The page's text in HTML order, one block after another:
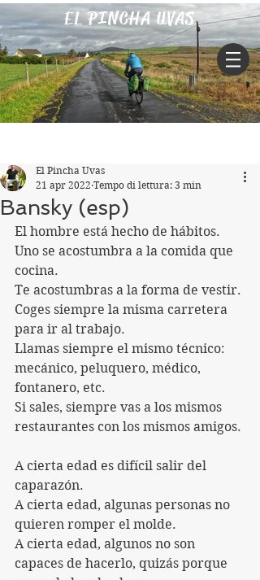
EL PINCHA UVAS
Bansky (esp)
El Pincha Uvas
21 apr 2022 Tempo di lettura: 3 min
El hombre está hecho de hábitos.
Uno se acostumbra a la comida que
cocina.
Te acostumbras a la forma de vestir.
Coges siempre la misma carretera
para ir al trabajo.
Llamas siempre el mismo técnico:
mecánico, peluquero, médico,
fontanero, etc.
Si sales, siempre vas a los mismos
restaurantes con los mismos amigos.
A cierta edad es difícil salir del
caparazón.
A cierta edad, algunas personas no
quieren romper el molde.
A cierta edad, algunos no son
capaces de hacerlo, quizás porque